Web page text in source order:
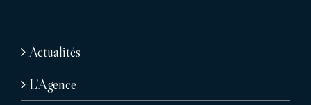
Actualités
L’Agence